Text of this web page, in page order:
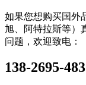
如果您想购买国外
旭、阿特拉斯等）
问题，欢迎致电：
138-2695-